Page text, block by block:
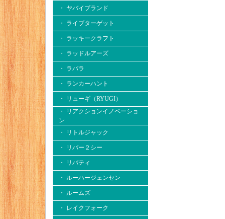
・ ヤバイブランド
・ ライブターゲット
・ ラッキークラフト
・ ラッドルアーズ
・ ラパラ
・ ランカーハント
・ リューギ（RYUGI）
・ リアクションイノベーショ
ン
・ リトルジャック
・ リバー２シー
・ リバティ
・ ルーハージェンセン
・ ルームズ
・ レイクフォーク